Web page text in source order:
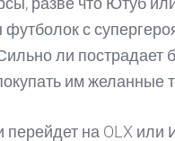
с
ли пострадает
им желанные
перейдет на OLX или